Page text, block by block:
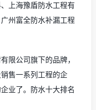
上海豫盾防水工程有
州富全防水补漏工程
限公司旗下的品牌，
售一系列工程的企
业了。防水十大排名